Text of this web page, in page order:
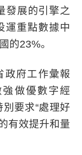
發展的引擎之
運重點數據中
的23%。
政府工作彙報
做優數字經
要求“處理好
有效提升和量